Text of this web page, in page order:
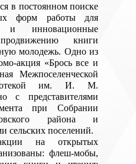
в постоянном поиске
форм работы для
инновационные
книги
молодежь. Одно из
акция «Брось все и
Межпоселенческой
им. И. М.
с представителями
при Собрании
района и
сельских поселений.
на открытых
флеш-мобы,